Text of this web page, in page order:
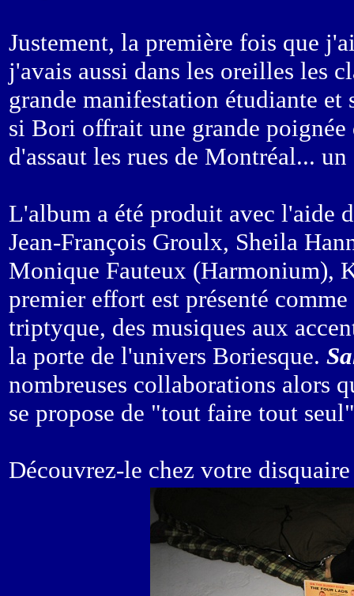
Justement, la première fois que
j'avais aussi dans les oreilles les
grande manifestation étudiante
si Bori offrait une grande
d'assaut les rues de Montréal...
L'album a été produit avec l'aide
Jean-François Groulx, Sheila
Monique Fauteux (Harmonium),
premier effort est présenté
triptyque, des musiques aux
la porte de l'univers Boriesque.
nombreuses collaborations alors
se propose de "tout faire tout
Découvrez-le chez votre